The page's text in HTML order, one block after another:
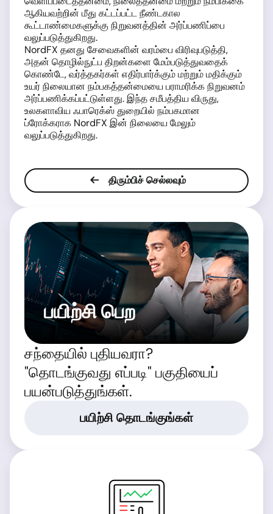
ஆகியவற்றின் மீது கட்டப்பட்ட நீண்டகால
கூட்டாண்மைகளுக்கு நிறுவனத்தின் அர்ப்பணிப்பை
வலுப்படுத்துகிறது.
NordFX தனது சேவைகளின் வரம்பை விரிவுபடுத்தி,
அதன் தொழில்நுட்ப திறன்களை மேம்படுத்துவதைக்
கொண்டே, வர்த்தகர்கள் எதிர்பார்க்கும் மற்றும் மதிக்கும்
உயர் நிலையான நம்பகத்தன்மையை பராமரிக்க நிறுவனம்
அர்ப்பணிக்கப்பட்டுள்ளது. இந்த சமீபத்திய விருது,
உலகளாவிய ஃபாரெக்ஸ் துறையில் நம்பகமான
ப்ரோக்கராக NordFX இன் நிலையை மேலும்
வலுப்படுத்துகிறது.
திரும்பிச் செல்லவும்
பயிற்சி பெற
சந்தையில் புதியவரா?
"தொடங்குவது எப்படி" பகுதியைப்
பயன்படுத்துங்கள்.
பயிற்சி தொடங்குங்கள்